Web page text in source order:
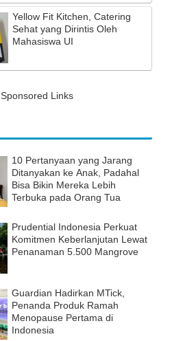
Yellow Fit Kitchen, Catering
Sehat yang Dirintis Oleh
Mahasiswa UI
Sponsored Links
10 Pertanyaan yang Jarang
Ditanyakan ke Anak, Padahal
Bisa Bikin Mereka Lebih
Terbuka pada Orang Tua
Prudential Indonesia Perkuat
Komitmen Keberlanjutan Lewat
Penanaman 5.500 Mangrove
Guardian Hadirkan MTick,
Penanda Produk Ramah
Menopause Pertama di
Indonesia